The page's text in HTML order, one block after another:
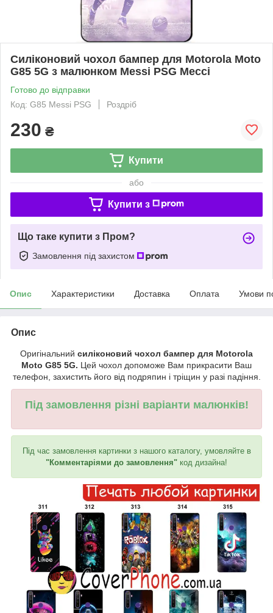
Силіконовий чохол бампер для Motorola Moto
G85 5G з малюнком Messi PSG Мессі
Готово до відправки
Код: G85 Messi PSG
Роздріб
230 ₴
Купити
або
Купити з
Що таке купити з Пром?
Замовлення під захистом
Опис Характеристики Доставка Оплата Умови
Опис
Оригінальний силіконовий чохол бампер для Motorola
Moto G85 5G. Цей чохол допоможе Вам прикрасити Ваш
телефон, захистить його від подряпин і тріщин у разі падіння.
Під замовлення різні варіанти малюнків!
Під час замовлення картинки з нашого каталогу, умовляйте в
"Комментаріями до замовлення" код дизайна!